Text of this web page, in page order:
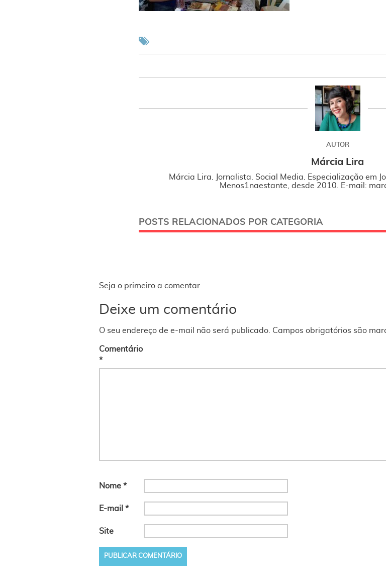
AUTOR
Márcia Lira
Márcia Lira. Jornalista. Social Media. Especialização em
Menos1naestante, desde 2010. E-mail:
POSTS RELACIONADOS POR CATEGORIA
Seja o primeiro a comentar
Deixe um comentário
O seu endereço de e-mail não será publicado. Campos obrigatórios são
Comentário
*
Nome *
E-mail *
Site